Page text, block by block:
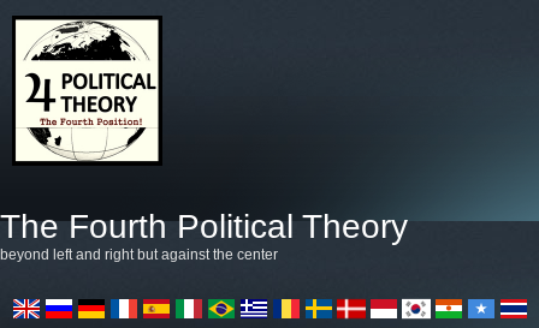
The Fourth Political Theory
beyond left and right but against the center